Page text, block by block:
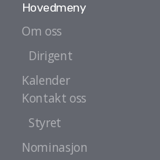
Hovedmeny
Om oss
Dirigent
Kalender
Kontakt oss
Styret
Nominasjon